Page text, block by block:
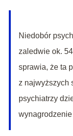
Niedobór
zaledwie ok.
sprawia, że ta
z najwyższych
psychiatrzy